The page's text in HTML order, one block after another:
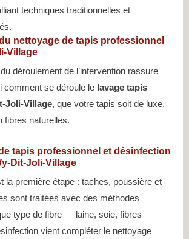
techniques traditionnelles et
nettoyage de tapis professionnel
Village
déroulement de l’intervention rassure
comment se déroule le lavage tapis
Joli-Village, que votre tapis soit de luxe,
fibres naturelles.
tapis professionnel et désinfection
Dit-Joli-Village
la première étape : taches, poussière et
sont traitées avec des méthodes
type de fibre — laine, soie, fibres
vient compléter le nettoyage